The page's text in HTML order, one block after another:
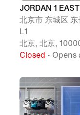
JORDAN 1
北京市 东城区
L1
北京, 北京,
Closed • Opens